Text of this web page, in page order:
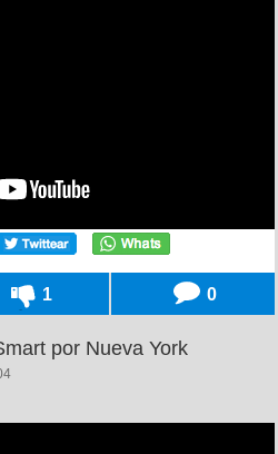
1 0
por Nueva York